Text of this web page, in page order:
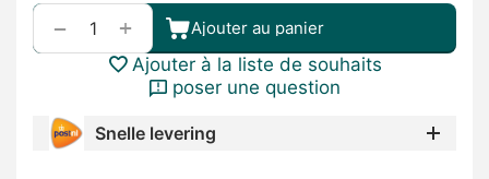
+
− Ajouter au panier
Ajouter à la liste de souhaits
poser une question
Snelle levering